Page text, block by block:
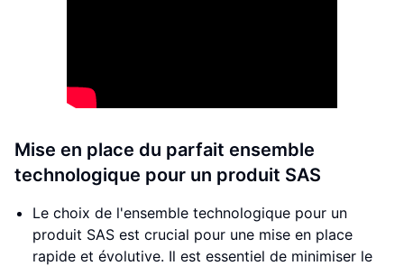
Mise en place du parfait ensemble
technologique pour un produit SAS
Le choix de l'ensemble technologique pour un
produit SAS est crucial pour une mise en place
rapide et évolutive. Il est essentiel de minimiser le